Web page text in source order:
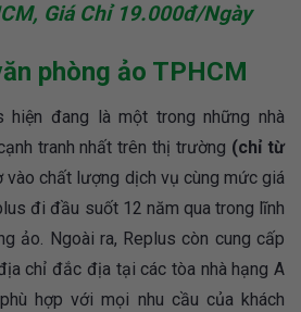
Giá Chỉ 19.000đ/Ngày
phòng ảo TPHCM
hiện đang là một trong những nhà
tranh nhất trên thị trường (chỉ từ
vào chất lượng dịch vụ cùng mức giá
đi đầu suốt 12 năm qua trong lĩnh
ảo. Ngoài ra, Replus còn cung cấp
chỉ đắc địa tại các tòa nhà hạng A
hợp với mọi nhu cầu của khách